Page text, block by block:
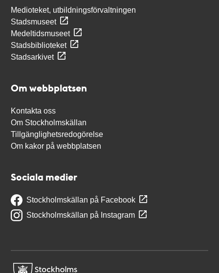
Medioteket, utbildningsförvaltningen
Stadsmuseet
Medeltidsmuseet
Stadsbiblioteket
Stadsarkivet
Om webbplatsen
Kontakta oss
Om Stockholmskällan
Tillgänglighetsredogörelse
Om kakor på webbplatsen
Sociala medier
Stockholmskällan på Facebook
Stockholmskällan på Instagram